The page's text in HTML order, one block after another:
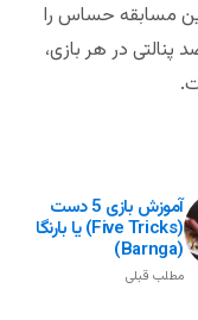
این مسابقه حساس را
میانگین ۳.۴ کارت زرد و ۲۰ درصد پنالتی در هر بازی،
آموزش بازی 5 دست
(Five Tricks) یا بارنگا
(Barnga)
مطلب قبلی